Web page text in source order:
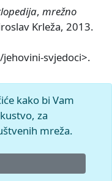
, mrežno
Krleža, 2013.
svjedoci>.
kako bi Vam
za
mreža.
Miroslav Krleža